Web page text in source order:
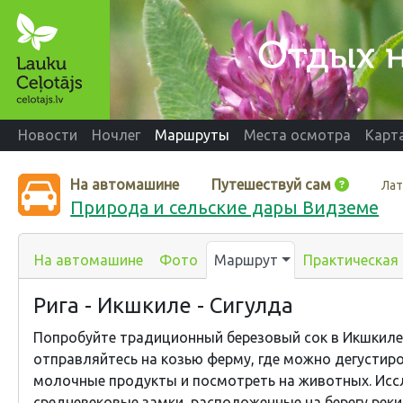
Новости Ночлег Маршруты Места осмотра
На автомашине Путешествуй сам
Природа и сельские дары Видземе
На автомашине Фото Маршрут
Рига - Икшкиле - Сигулда
Попробуйте традиционный березовый сок в
отправляйтесь на козью ферму, где можно
молочные продукты и посмотреть на животных.